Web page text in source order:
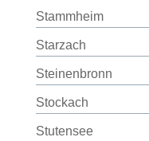
Stammheim
Starzach
Steinenbronn
Stockach
Stutensee